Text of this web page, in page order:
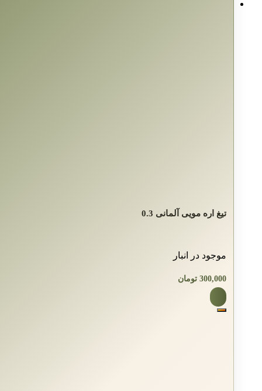
تیغ اره مویی آلمانی 0.3
موجود در انبار
300,000 تومان